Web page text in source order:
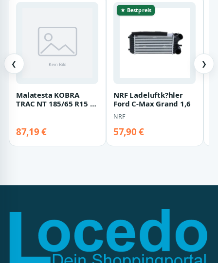
❮
Malatesta KOBRA
TRAC NT 185/65 R15 88
87,19 €
★ Bestpreis
NRF Ladeluftk?hler
Ford C-Max Grand 1,6
NRF
57,90 €
❯